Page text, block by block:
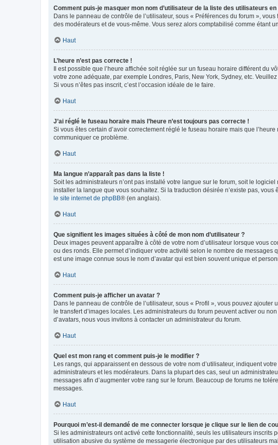
Comment puis-je masquer mon nom d’utilisateur de la liste des utilisateurs en
Dans le panneau de contrôle de l’utilisateur, sous « Préférences du forum »,
des modérateurs et de vous-même. Vous serez alors comptabilisé comme étant
Haut
L’heure n’est pas correcte !
Il est possible que l’heure affichée soit réglée sur un fuseau horaire différent du
votre zone adéquate, par exemple Londres, Paris, New York, Sydney, etc.
Si vous n’êtes pas inscrit, c’est l’occasion idéale de le faire.
Haut
J’ai réglé le fuseau horaire mais l’heure n’est toujours pas correcte !
Si vous êtes certain d’avoir correctement réglé le fuseau horaire mais que
communiquer ce problème.
Haut
Ma langue n’apparaît pas dans la liste !
Soit les administrateurs n’ont pas installé votre langue sur le forum, soit le
installer la langue que vous souhaitez. Si la traduction désirée n’existe pas,
le site internet de phpBB® (en anglais).
Haut
Que signifient les images situées à côté de mon nom d’utilisateur ?
Deux images peuvent apparaître à côté de votre nom d’utilisateur lorsque vous
ou des ronds. Elle permet d’indiquer votre activité selon le nombre de
est une image connue sous le nom d’avatar qui est bien souvent unique et
Haut
Comment puis-je afficher un avatar ?
Dans le panneau de contrôle de l’utilisateur, sous « Profil », vous pouvez
le transfert d’images locales. Les administrateurs du forum peuvent activer ou
d’avatars, nous vous invitons à contacter un administrateur du forum.
Haut
Quel est mon rang et comment puis-je le modifier ?
Les rangs, qui apparaissent en dessous de votre nom d’utilisateur, indiquent
administrateurs et les modérateurs. Dans la plupart des cas, seul un
messages afin d’augmenter votre rang sur le forum. Beaucoup de forums ne
messages.
Haut
Pourquoi m’est-il demandé de me connecter lorsque je clique sur le lien de
Si les administrateurs ont activé cette fonctionnalité, seuls les utilisateurs
utilisation abusive du système de messagerie électronique par des utilisateurs